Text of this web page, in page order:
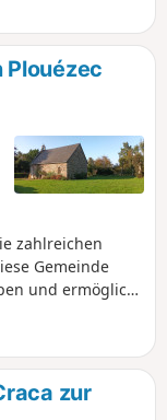
Plouézec
zahlreichen
Gemeinde
und ermöglicht
Erbe (Kapelle
sowie die
Die Route
und
zur